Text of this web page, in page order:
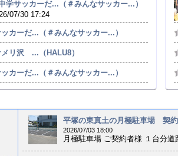
学サッカーだ...（＃みんなサッカー...）
07/30 17:24
カーだ...（＃みんなサッカー...）
リ沢 ...（HALU8）
カーだ...（＃みんなサッカー...）
平塚の東真土の月極駐車場 契
2026/07/03 18:00
月極駐車場 ご契約者様 １台分